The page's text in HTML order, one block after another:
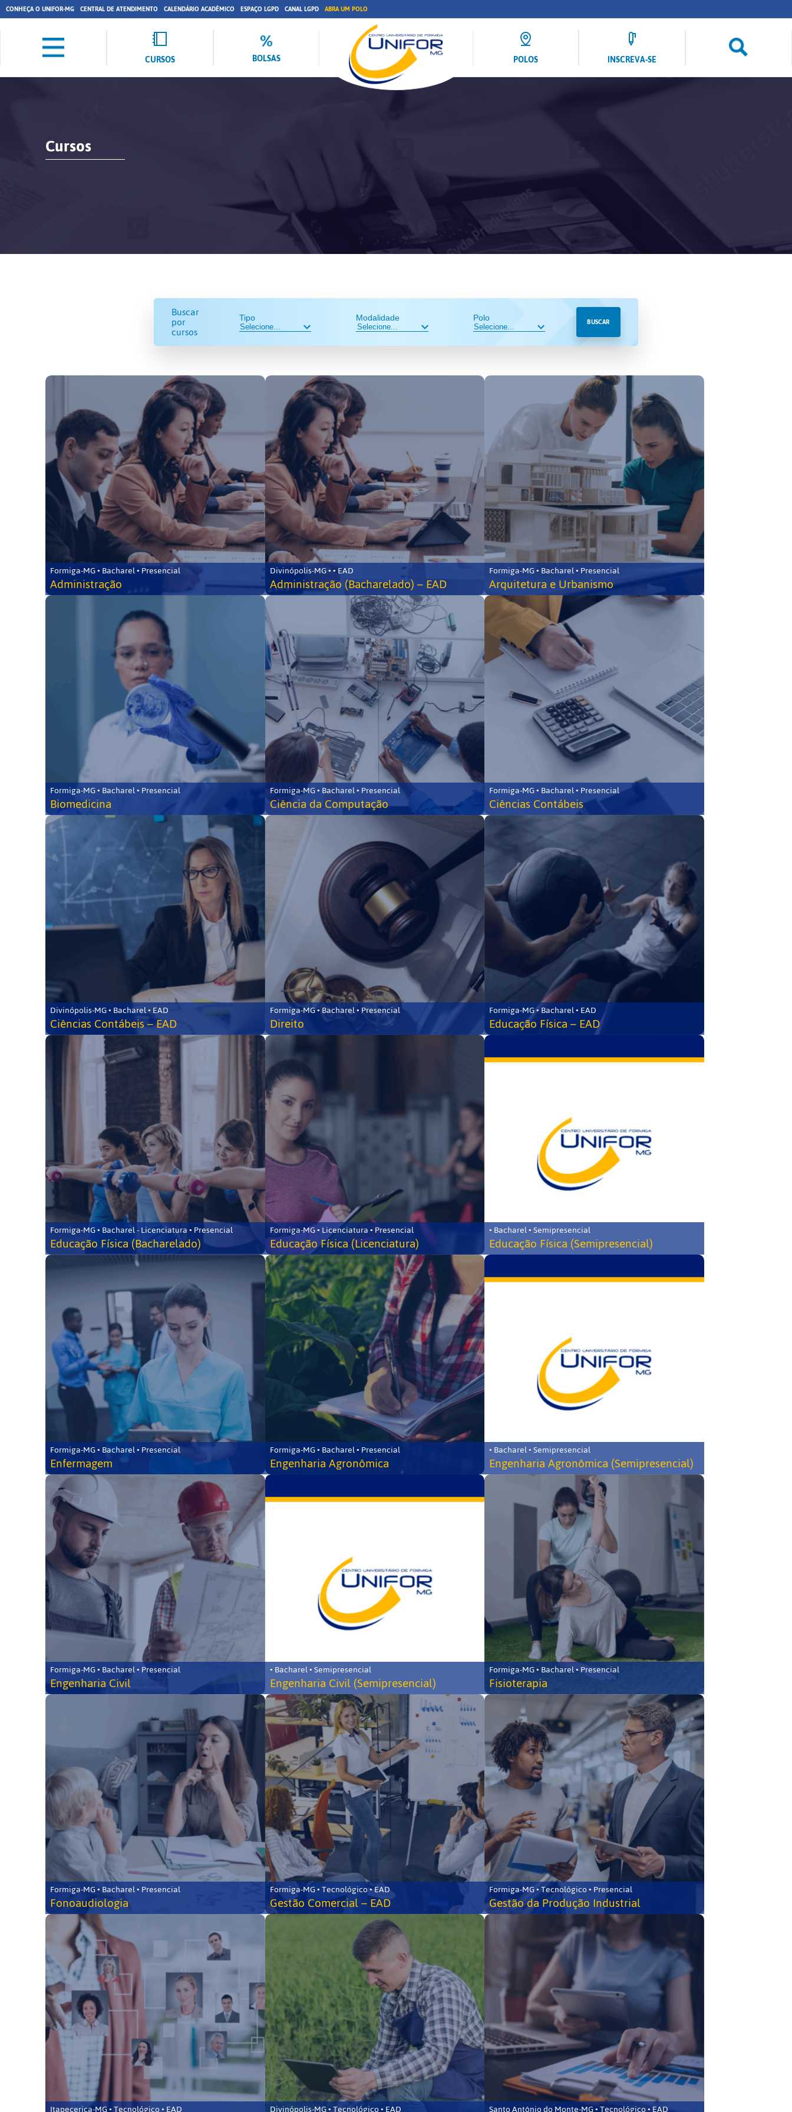
CONHEÇA O UNIFOR-MG CENTRAL DE ATENDIMENTO CALENDÁRIO ACADÊMICO ESPAÇO LGPD CANAL LGPD ABRA UM POLO
CURSOS BOLSAS POLOS INSCREVA-SE
Cursos
Buscar
por
cursos
Tipo Modalidade Polo BUSCAR
Formiga-MG • Bacharel • Presencial
Administração
Divinópolis-MG • • EAD
Administração (Bacharelado) – EAD
Formiga-MG • Bacharel • Presencial
Arquitetura e Urbanismo
Formiga-MG • Bacharel • Presencial
Biomedicina
Formiga-MG • Bacharel • Presencial
Ciência da Computação
Formiga-MG • Bacharel • Presencial
Ciências Contábeis
Divinópolis-MG • Bacharel • EAD
Ciências Contábeis – EAD
Formiga-MG • Bacharel • Presencial
Direito
Formiga-MG • Bacharel • EAD
Educação Física – EAD
Formiga-MG • Bacharel - Licenciatura • Presencial
Educação Física (Bacharelado)
Formiga-MG • Licenciatura • Presencial
Educação Física (Licenciatura)
• Bacharel • Semipresencial
Educação Física (Semipresencial)
Formiga-MG • Bacharel • Presencial
Enfermagem
Formiga-MG • Bacharel • Presencial
Engenharia Agronômica
• Bacharel • Semipresencial
Engenharia Agronômica (Semipresencial)
Formiga-MG • Bacharel • Presencial
Engenharia Civil
• Bacharel • Semipresencial
Engenharia Civil (Semipresencial)
Formiga-MG • Bacharel • Presencial
Fisioterapia
Formiga-MG • Bacharel • Presencial
Fonoaudiologia
Formiga-MG • Tecnológico • EAD
Gestão Comercial – EAD
Formiga-MG • Tecnológico • Presencial
Gestão da Produção Industrial